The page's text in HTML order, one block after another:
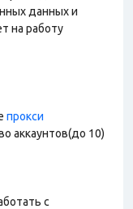
данных и
на работу
прокси
аккаунтов(до 10)
с